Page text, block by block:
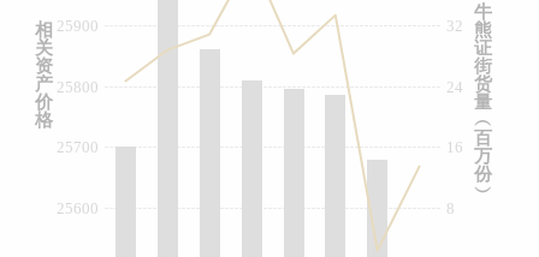
8
16
24
32
25600
25700
25800
25900
牛
熊
证
街
货
量
︵
百
万
份
︶
相
关
资
产
价
格
牛熊证文件及公告 (瑞信)
收市竞价变化